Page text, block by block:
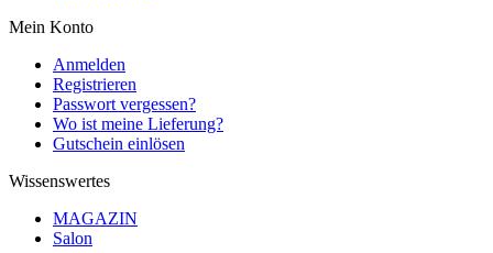
Mein Konto
Anmelden
Registrieren
Passwort vergessen?
Wo ist meine Lieferung?
Gutschein einlösen
Wissenswertes
MAGAZIN
Salon